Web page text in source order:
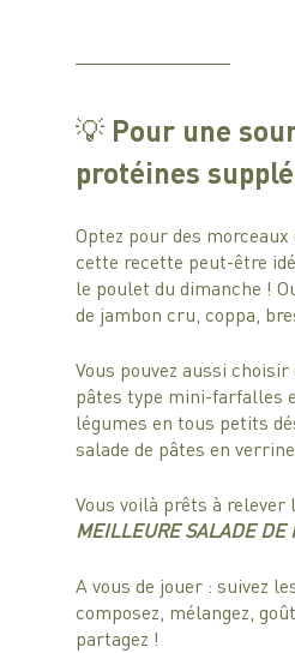
💡 Pour une
protéines
Optez pour des
cette recette peut-être
le poulet du dimanche !
de jambon cru, coppa,
Vous pouvez aussi
pâtes type mini-farfalles
légumes en tous petits
salade de pâtes en
Vous voilà prêts à relever
MEILLEURE SALADE DE
A vous de jouer : suivez
composez, mélangez,
partagez !